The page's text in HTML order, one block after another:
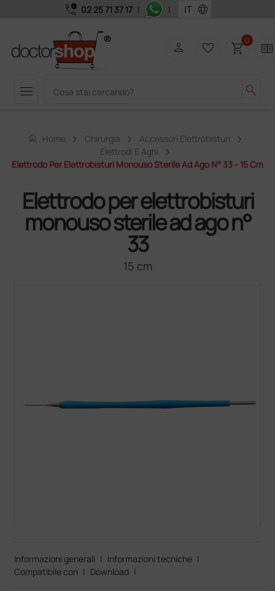
call_quality 02 25 71 37 17 | | language
menu search
person favorite_border shopping_cart0 two_pager
home Home Chirurgia
Accessori Elettrobisturi
Elettrodi E Aghi
Elettrodo Per Elettrobisturi Monouso Sterile Ad Ago N° 33 - 15 Cm
Elettrodo per elettrobisturi
monouso sterile ad ago n°
33
15 cm
Informazioni generali | Informazioni tecniche |
Compatibile con | Download |